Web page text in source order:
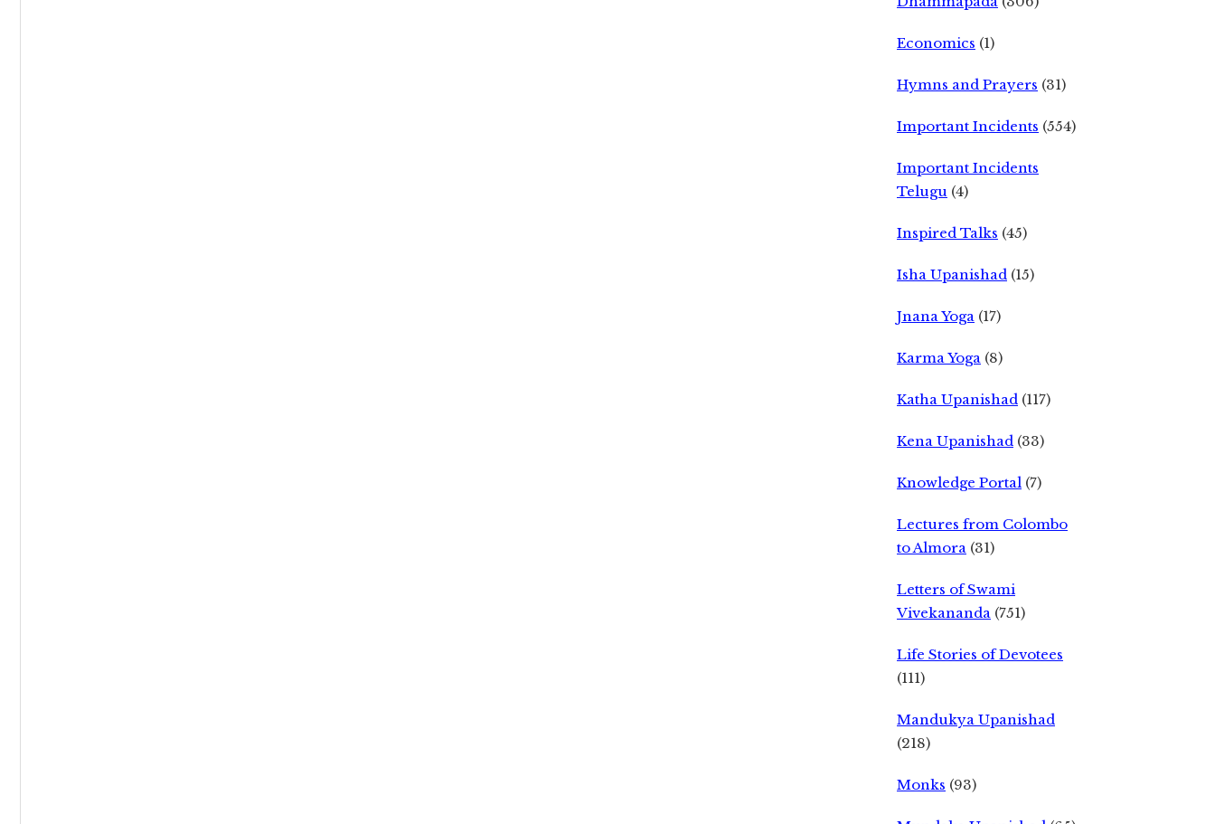
Economics (1)
Hymns and Prayers (31)
Important Incidents (554)
Important Incidents
Telugu (4)
Inspired Talks (45)
Isha Upanishad (15)
Jnana Yoga (17)
Karma Yoga (8)
Katha Upanishad (117)
Kena Upanishad (33)
Knowledge Portal (7)
Lectures from Colombo
to Almora (31)
Letters of Swami
Vivekananda (751)
Life Stories of Devotees
(111)
Mandukya Upanishad
(218)
Monks (93)